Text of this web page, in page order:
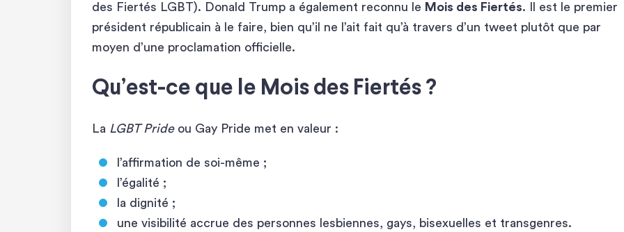
des Fiertés LGBT). Donald Trump a également reconnu le Mois des Fiertés. Il est le premier
président républicain à le faire, bien qu’il ne l’ait fait qu’à travers d’un tweet plutôt que par
moyen d’une proclamation officielle.
Qu’est-ce que le Mois des Fiertés ?
La LGBT Prideou Gay Pride met en valeur :
l’affirmation de soi-même ;
l’égalité ;
la dignité ;
une visibilité accrue des personnes lesbiennes, gays, bisexuelles et transgenres.